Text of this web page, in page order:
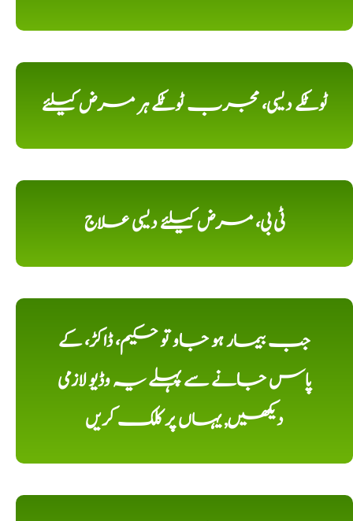
ٹوٹکے دیسی، مجرب ٹوٹکے ہر مرض کیلئے
ٹی بی، مرض کیلئے دیسی علاج
جب بیمار ہو جاو تو حکیم، ڈاکڑ، کے
پاس جانے سے پہلے یہ وڈیو لازمی
دیکھیں, یہاں پر کلک کریں